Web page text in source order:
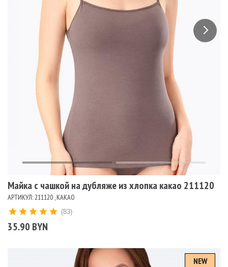
Майка с чашкой на дубляже из хлопка какао 211120
АРТИКУЛ: 211120 , КАКАО
35.90 BYN
(83)
NEW